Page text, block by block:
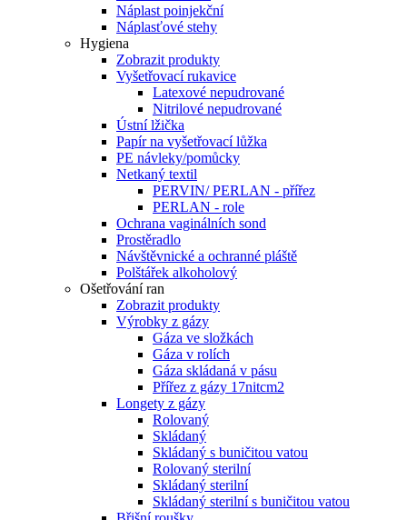
Náplast poinjekční
Náplasťové stehy
Hygiena
Zobrazit produkty
Vyšetřovací rukavice
Latexové nepudrované
Nitrilové nepudrované
Ústní lžička
Papír na vyšetřovací lůžka
PE návleky/pomůcky
Netkaný textil
PERVIN/ PERLAN - přířez
PERLAN - role
Ochrana vaginálních sond
Prostěradlo
Návštěvnické a ochranné pláště
Polštářek alkoholový
Ošetřování ran
Zobrazit produkty
Výrobky z gázy
Gáza ve složkách
Gáza v rolích
Gáza skládaná v pásu
Přířez z gázy 17nitcm2
Longety z gázy
Rolovaný
Skládaný
Skládaný s buničitou vatou
Rolovaný sterilní
Skládaný sterilní
Skládaný sterilní s buničitou vatou